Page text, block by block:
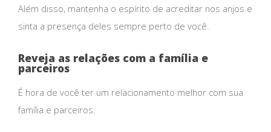
Além disso, mantenha o espírito de acreditar nos anjos e
sinta a presença deles sempre perto de você.
Reveja as relações com a família e
parceiros
É hora de você ter um relacionamento melhor com sua
família e parceiros.